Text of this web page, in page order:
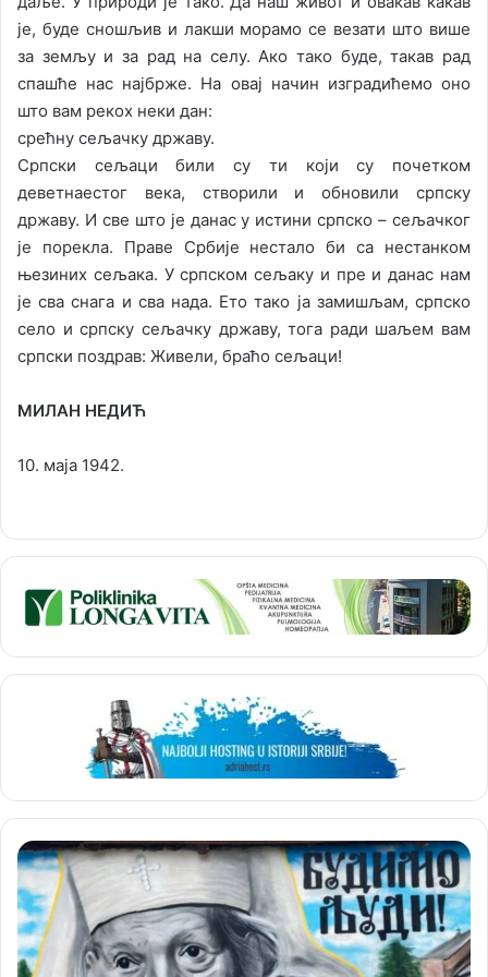
је, буде сношљив и лакши морамо се везати што више
за земљу и за рад на селу. Ако тако буде, такав рад
спашће нас најбрже. На овај начин изградићемо оно
што вам рекох неки дан:
срећну сељачку државу.
Српски сељаци били су ти који су почетком
деветнаестог века, створили и обновили српску
државу. И све што је данас у истини српско – сељачког
је порекла. Праве Србије нестало би са нестанком
њезиних сељака. У српском сељаку и пре и данас нам
је сва снага и сва нада. Ето тако ја замишљам, српско
село и српску сељачку државу, тога ради шаљем вам
српски поздрав: Живели, браћо сељаци!
МИЛАН НЕДИЋ
10. маја 1942.